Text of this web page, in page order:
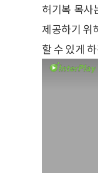
허기복 목사
제공하기 위
할 수 있게